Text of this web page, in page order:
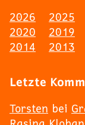
2026 2025
2020
2019
2014
2013
Letzte
Torsten bei